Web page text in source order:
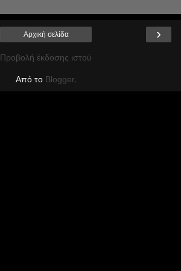
›
Αρχική σελίδα
Προβολή έκδοσης ιστού
Από το Blogger.